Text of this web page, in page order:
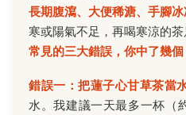
長期腹瀉、大便稀溏、手腳
寒或陽氣不足，再喝寒涼的茶
常見的三大錯誤，你中了幾個
錯誤一：把蓮子心甘草茶當水
水。我建議一天最多一杯（